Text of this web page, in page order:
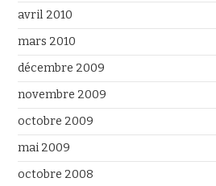
avril 2010
mars 2010
décembre 2009
novembre 2009
octobre 2009
mai 2009
octobre 2008